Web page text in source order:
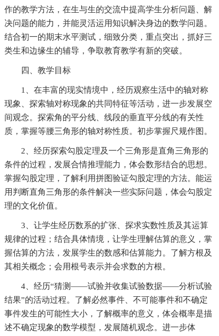
作的教学方法，在生与生的交流中提高学生分析问题、解
决问题的能力，并能灵活运用知识解决身边的数学问题。
结合初一的期末水平测试，细致分类，重点突出，抓好三
类生和边缘生的辅导，争取教育教学有新的突破。
四、教学目标
1、在丰富的现实情境中，经历观察生活中的轴对称
现象、探索轴对称现象的共同特征等活动，进一步发展空
间观念。探索角的平分线、线段的垂直平分线的有关性
质，掌握等腰三角形的轴对称性质。初步掌握尺规作图。
2、经历探索勾股定理及一个三角形是直角三角形的
条件的过程，发展合情推理能力，体会数形结合的思想。
掌握勾股定理，了解利用拼图验证勾股定理的方法。能运
用判断直角三角形的条件解决一些实际问题，体会勾股定
理的文化价值。
3、让学生经历数系的扩张、探求实数性质及其运算
规律的过程；结合具体情境，让学生理解估算的意义，掌
握估算的方法，发展学生的数感和估算能力。了解方根及
其相关概念；会用根号表示并会求数的方根。
4、经历“猜测——试验并收集试验数据——分析试验
结果”的活动过程。了解必然事件、不可能事件和不确定
事件发生的可能性大小，了解概率的意义，体会概率是描
述不确定现象的数学模型，发展随机观念。进一步体